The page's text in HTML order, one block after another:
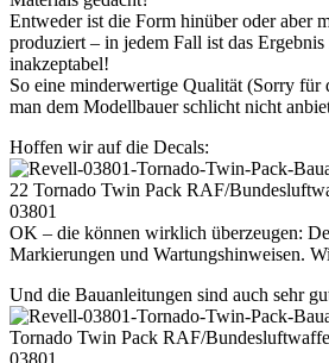
Entweder ist die Form hinüber oder aber
produziert – in jedem Fall ist das
inakzeptabel!
So eine minderwertige Qualität (Sorry für
man dem Modellbauer schlicht nicht
Hoffen wir auf die Decals:
OK – die können wirklich überzeugen:
Markierungen und Wartungshinweisen.
Und die Bauanleitungen sind auch sehr